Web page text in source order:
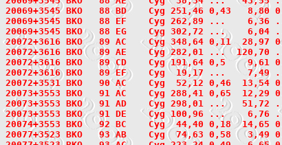
20069+3545 BKO   88 BD    Cyg 251,46 0,43   8,80
20069+3545 BKO   88 EF    Cyg 262,89 ...
20069+3545 BKO   88 EG    Cyg 302,72 ...
20072+3616 BKO   89 AC    Cyg 348,64 0,11  28,97
20072+3616 BKO   89 AE    Cyg 282,01 ...
20072+3616 BKO   89 CD    Cyg 191,64 0,5    9,61
20072+3616 BKO   89 EF    Cyg  19,17 ...    7,49
20072+3531 BKO   90 AC    Cyg  52,12 0,46  13,54
20073+3553 BKO   91 AC    Cyg 288,41 0,65  12,29
20073+3553 BKO   91 AD    Cyg 298,01 ...
20073+3553 BKO   91 DE    Cyg 100,96 ...
20074+3553 BKO   92 BC    Cyg  44,40 0,18  14,65
20077+3523 BKO   93 AB    Cyg  74,63 0,58   3,49